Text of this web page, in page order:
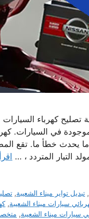
كهرباء السيارات
في السيارات.
يحدث خطأ ما. تقع
التيار المتردد ، …
,تبديل تواير ميناء الشعيبة,
سيارات ميناء الشعيبة,
سيارات ميناء الشعيبة,